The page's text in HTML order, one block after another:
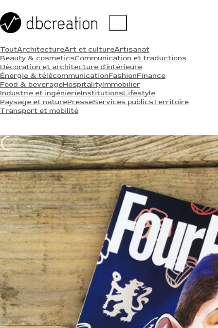
ToutArchitectureArt et cultureArtisanat
Beauty & cosmeticsCommunication et traductions
Décoration et architecture d'intérieure
Énergie & télécommunicationFashionFinance
Food & beverageHospitalityImmobilier
Industrie et ingénierieInstitutionsLifestyle
Paysage et naturePresseServices publicsTerritoire
Transport et mobilité